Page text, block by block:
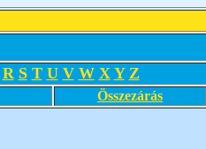
R S T U V W X Y Z
Összezárás